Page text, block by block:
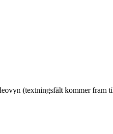
(textningsfält kommer fram